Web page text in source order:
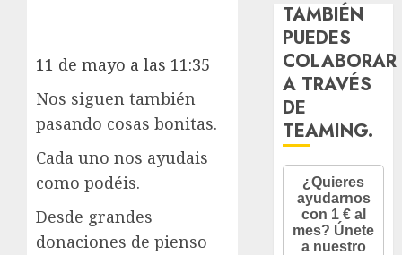
11 de mayo a las 11:35
Nos siguen también
pasando cosas bonitas.
Cada uno nos ayudais
como podéis.
Desde grandes
donaciones de pienso
TAMBIÉN
PUEDES
COLABORAR
A TRAVÉS
DE
TEAMING.